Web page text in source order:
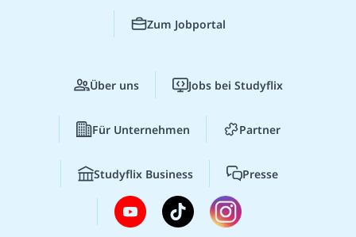
Zum Jobportal
Über uns Jobs bei Studyflix
Für Unternehmen Partner
Studyflix Business Presse